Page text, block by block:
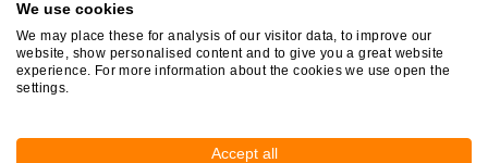
Autobedrijf Van Zwietering B.V.
Nies van der Schansstraat 12
5161CE Sprang-Capelle
We use cookies
We may place these for analysis of our visitor data, to improve our
website, show personalised content and to give you a great website
experience. For more information about the cookies we use open the
settings.
Accept all